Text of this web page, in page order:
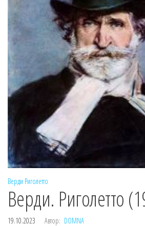
Верди Риголетто
Верди. Риголетто
19.10.2023 Автор: DOMNA